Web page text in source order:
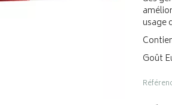
usage
Goût